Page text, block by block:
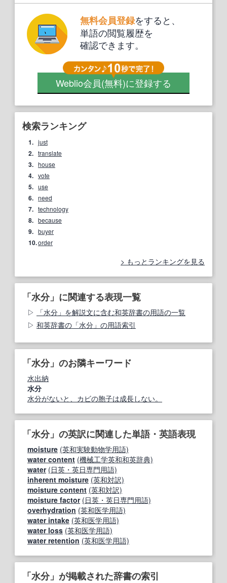
無料会員登録をすると、
単語の閲覧履歴を
確認できます。
Weblio会員(無料)に登録する
検索ランキング
1. just
2. translate
3. house
4. vote
5. use
6. need
7. technology
8. because
9. buyer
10.order
もっとランキングを見る
「水分」に関連する表現一覧
「水分」を解説文に含む和英辞書の用語の一覧
和英辞書の「水分」の用語索引
「水分」のお隣キーワード
水出納
水分
水分がないと、カビの胞子は成長しない。
「水分」の英訳に関連した単語・英語表現
moisture (英和実験動物学用語)
water content (機械工学英和和英辞典)
water (日英・英日専門用語)
inherent moisture (英和対訳)
moisture content (英和対訳)
moisture factor (日英・英日専門用語)
overhydration (英和医学用語)
water intake (英和医学用語)
water loss (英和医学用語)
water retention (英和医学用語)
「水分」が掲載された辞書の索引